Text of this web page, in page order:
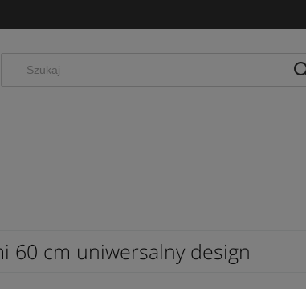
60 cm uniwersalny design